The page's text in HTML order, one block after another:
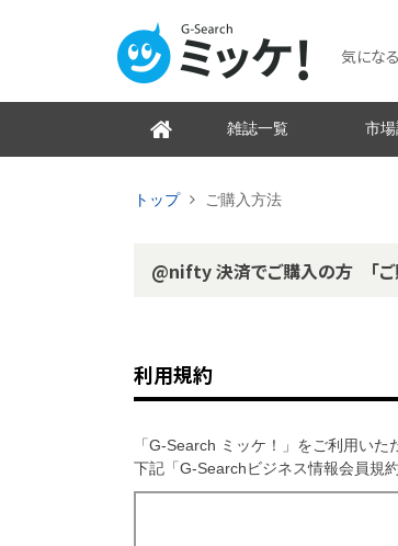
気にな
雑誌一覧 市
トップ ご購入方法
@nifty 決済でご購入の方 「ご
利用規約
「G-Search ミッケ！」をご利用い
下記「G-Searchビジネス情報会員規